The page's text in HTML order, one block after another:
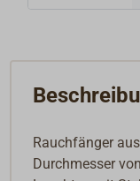
Rauchfänger
Durchmesser